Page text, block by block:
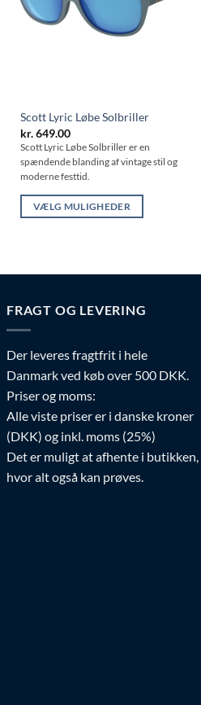
Scott Lyric Løbe Solbriller
kr.649.00
Scott Lyric Løbe Solbriller er en
spændende blanding af vintage stil og
moderne festtid.
VÆLG MULIGHEDER
vælges
på
varesiden
FRAGT OG LEVERING
Der leveres fragtfrit i hele
Danmark ved køb over 500 DKK.
Priser og moms:
Alle viste priser er i danske kroner
(DKK) og inkl. moms (25%)
Det er muligt at afhente i butikken,
hvor alt også kan prøves.